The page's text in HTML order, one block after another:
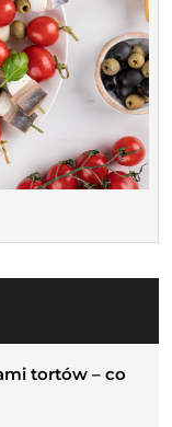
tortów – co